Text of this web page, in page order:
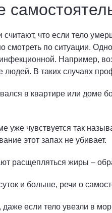
считают, что если тело
смотреть по ситуации.
Например,
людей. В таких случаях
в квартире или доме
уже чувствуется так
этот запах не убивает.
расщепляться жиры –
и больше, речи о
даже если тело увезли в